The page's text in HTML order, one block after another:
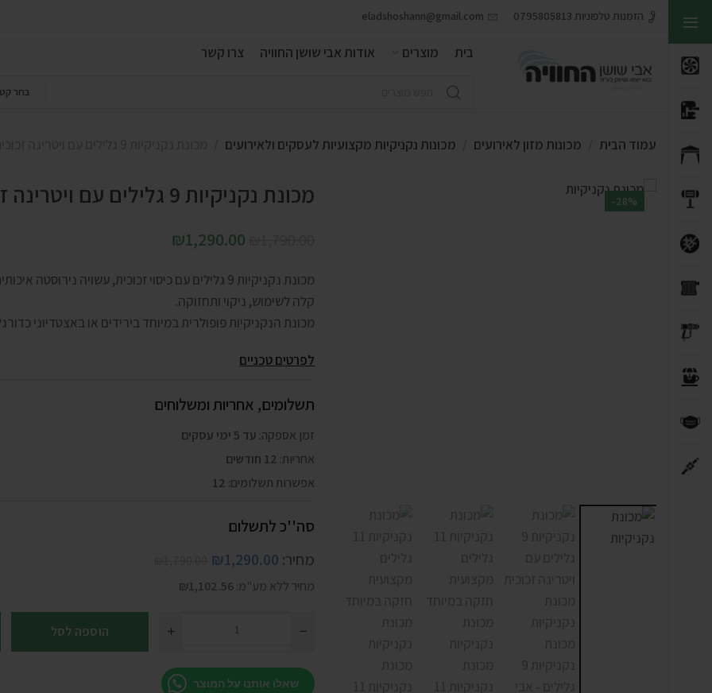
הזמנות טלפוניות 0795805813 eladshoshann@gmail.com
בית מוצרים אודות אבי שושן החוויה צרו קשר
בחר
עמוד הבית מכונות מזון לאירועים מכונות נקניקיות מקצועיות לעסקים ולאירועים
-28% מכונת נקניקיות 9 גלילים עם ויטרינה זכוכית
₪1,290.00
מכונת נקניקיות 9 גלילים עם כיסוי זכוכית, עשויה נירוסטה איכותית עם זכוכית הגנה לשמירה על איכות המזון.
קלה לשימוש, ניקוי ותחזוקה.
מכונת הנקניקיות פופולרית במיוחד בירידים או באצטדיוני
לפרטים טכניים
תשלומים, אחריות ומשלוחים
זמן אספקה: עד 5 ימי עסקים
אחריות: 12 חודשים
אפשרות תשלומים: 12
סה''כ לתשלום
מחיר:
₪1,290.00
מחיר ללא מע"מ: ₪1,102.56
הוספה לסל
שאלו אותנו על המוצר